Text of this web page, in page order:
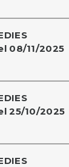
08/11/2025
25/10/2025